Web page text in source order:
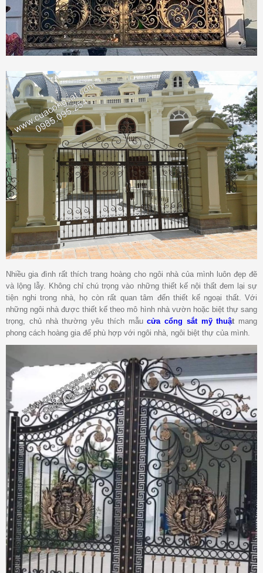
Nhiều gia đình rất thích trang hoàng cho ngôi nhà của mình luôn đẹp đẽ
và lộng lẫy. Không chỉ chú trọng vào những thiết kế nội thất đem lại sự
tiện nghi trong nhà, họ còn rất quan tâm đến thiết kế ngoại thất. Với
những ngôi nhà được thiết kế theo mô hình nhà vườn hoặc biệt thự sang
trọng, chủ nhà thường yêu thích mẫucửa cổng sắt mỹ thuật mang
phong cách hoàng gia để phù hợp với ngôi nhà, ngôi biệt thự của mình.